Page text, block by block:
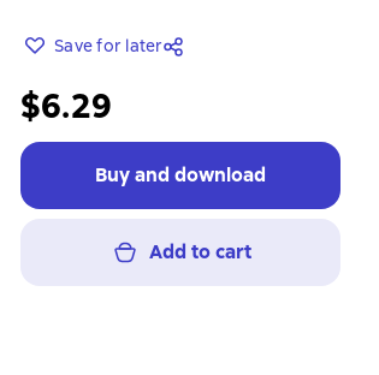
Save for later
$6.29
Buy and download
Add to cart